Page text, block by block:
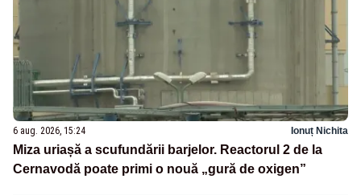
6 aug. 2026, 15:24 Ionuț Nichita
Miza uriașă a scufundării barjelor. Reactorul 2 de la
Cernavodă poate primi o nouă „gură de oxigen”